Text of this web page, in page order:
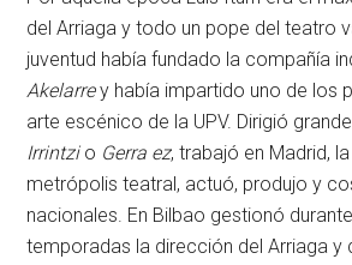
del Arriaga y todo un pope del teatro
juventud había fundado la compañía
Akelarrey había impartido uno de los
arte escénico de la UPV. Dirigió
Irrintzio Gerra ez, trabajó en Madrid,
metrópolis teatral, actuó, produjo y
nacionales. En Bilbao gestionó
temporadas la dirección del Arriaga y